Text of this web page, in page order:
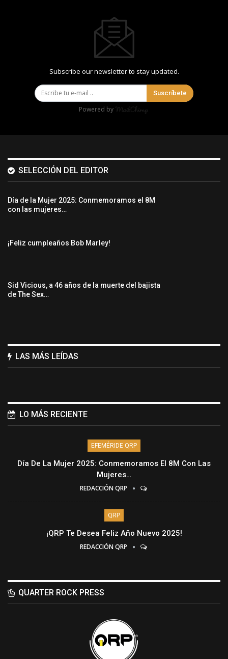
Subscribe our newsletter to stay updated.
Suscríbete
Powered by
SELECCIÓN DEL EDITOR
Día de la Mujer 2025: Conmemoramos el 8M
con las mujeres…
¡Feliz cumpleaños Bob Marley!
Sid Vicious, a 46 años de la muerte del bajista
de The Sex…
LAS MÁS LEÍDAS
LO MÁS RECIENTE
EFEMÉRIDE QRP
Día De La Mujer 2025: Conmemoramos El 8M Con Las
Mujeres…
REDACCIÓN QRP
QRP
¡QRP Te Desea Feliz Año Nuevo 2025!
REDACCIÓN QRP
QUARTER ROCK PRESS